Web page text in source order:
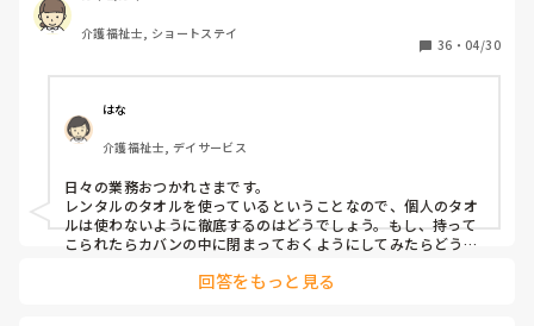
ントを書きましたが、対策って何？
介護福祉士, ショートステイ
36 ・ 04/30
はな
介護福祉士, デイサービス
日々の業務おつかれさまです。
レンタルのタオルを使っているということなので、個人のタオ
ルは使わないように徹底するのはどうでしょう。もし、持って
こられたらカバンの中に閉まっておくようにしてみたらどうで
回答をもっと見る